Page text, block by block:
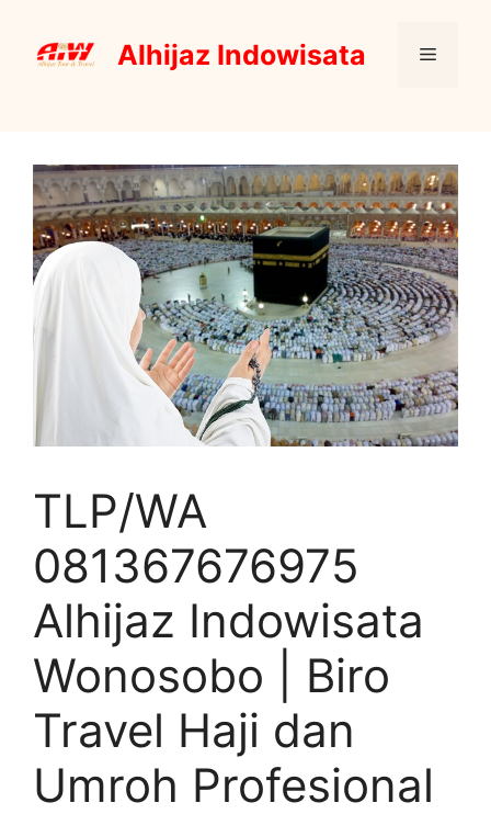
content
Alhijaz Indowisata Menu
TLP/WA
081367676975
Alhijaz Indowisata
Wonosobo | Biro
Travel Haji dan
Umroh Profesional